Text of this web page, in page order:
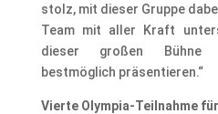
stolz, mit dieser Gruppe
Team mit aller Kraft
dieser großen Bühne
bestmöglich präsentieren.“
Vierte Olympia-Teilnahme